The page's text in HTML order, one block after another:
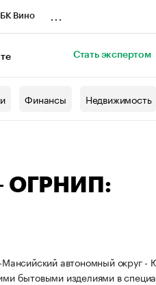
Вино
Стать экспертом
Финансы Недвижимость
ОГРНИП:
автономный округ -
бытовыми изделиями в